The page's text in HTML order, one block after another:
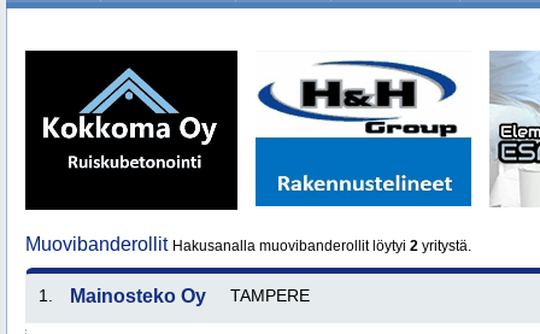
Muovibanderollit Hakusanalla muovibanderollit löytyi 2 yritystä.
1. Mainosteko Oy TAMPERE